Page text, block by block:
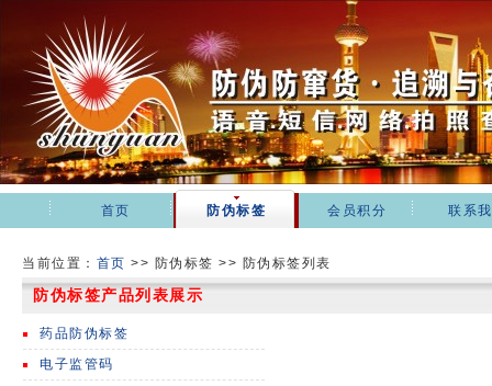
首页 防伪标签 会员积分 联系
当前位置： 首页 >> 防伪标签 >> 防伪标签列表
防伪标签产品列表展示
药品防伪标签
电子监管码